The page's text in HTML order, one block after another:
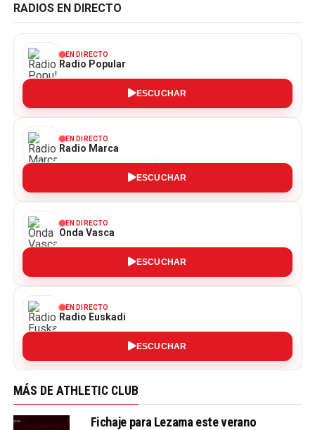
RADIOS EN DIRECTO
EN DIRECTO
Radio Popular
ESCUCHAR
EN DIRECTO
Radio Marca
ESCUCHAR
EN DIRECTO
Onda Vasca
ESCUCHAR
EN DIRECTO
Radio Euskadi
ESCUCHAR
MÁS DE ATHLETIC CLUB
Fichaje para Lezama este verano